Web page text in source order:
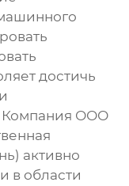
достичь
Компания ООО
активно
в области